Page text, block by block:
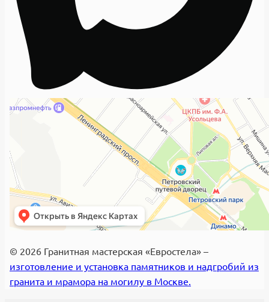
© 2026 Гранитная мастерская «Евростела» –
изготовление и установка памятников и надгробий из
гранита и мрамора на могилу в Москве.